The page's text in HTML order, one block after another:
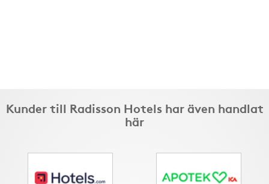
Kunder till Radisson Hotels har även handlat
här